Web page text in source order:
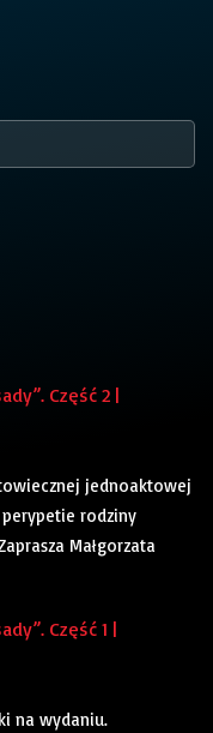
Część 2 |
jednoaktowej
rodziny
Małgorzata
Część 1 |
na wydaniu.